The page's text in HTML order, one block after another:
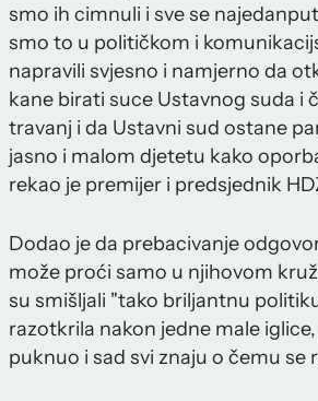
smo ih cimnuli i sve se
smo to u političkom i
napravili svjesno i namjerno da
kane birati suce Ustavnog suda i
travanj i da Ustavni sud ostane
jasno i malom djetetu kako
rekao je premijer i predsjednik
Dodao je da prebacivanje
može proći samo u njihovom
su smišljali "tako briljantnu
razotkrila nakon jedne male
puknuo i sad svi znaju o čemu se